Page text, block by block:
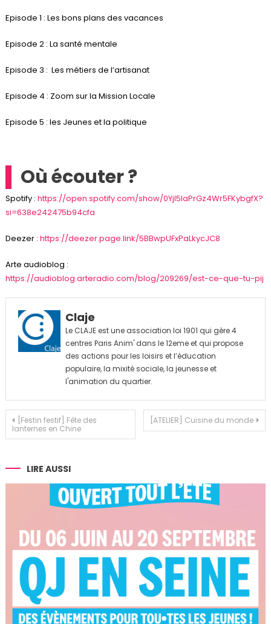
Episode 1 : Les bons plans des vacances
Episode 2 : La santé mentale
Episode 3 : Les métiers de l’artisanat
Episode 4 : Zoom sur la Mission Locale
Episode 5 : les Jeunes et la politique
Où écouter ?
Spotify : https://open.spotify.com/show/0Yjl5IaPrGz4Wr5FKybgfX?
si=638e242475b94cfa
Deezer : https://deezer.page.link/5BBwpUFxPaLkycJC8
Arte audioblog :
https://audioblog.arteradio.com/blog/209269/est-ce-que-tu-pij
Claje
Le CLAJE est une association loi 1901 qui gère 4
centres Paris Anim' dans le 12eme et qui propose
des actions pour les loisirs et l’éducation
populaire, la mixité sociale, la jeunesse et
l'animation du quartier.
Navigation
de
l’article
[Festin festif] Fête des
lanternes en Chine
[ATELIER] Cuisine du monde
LIRE AUSSI